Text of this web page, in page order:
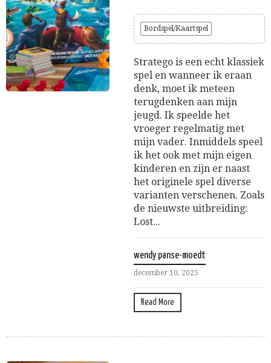
Bordspel/Kaartspel
Stratego is een echt klassiek
spel en wanneer ik eraan
denk, moet ik meteen
terugdenken aan mijn
jeugd. Ik speelde het
vroeger regelmatig met
mijn vader. Inmiddels speel
ik het ook met mijn eigen
kinderen en zijn er naast
het originele spel diverse
varianten verschenen. Zoals
de nieuwste uitbreiding:
Lost...
wendy panse-moedt
december 10, 2025
Read More